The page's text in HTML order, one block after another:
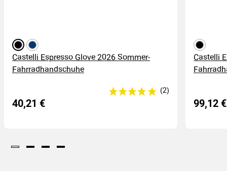
schwarzdunkelblau
Castelli Espresso Glove 2026 Sommer-
Fahrradhandschuhe
40,21 €
schwarz
Castelli
99,12 €